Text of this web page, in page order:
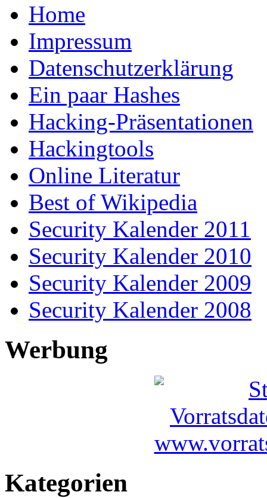
Home
Impressum
Datenschutzerklärung
Ein paar Hashes
Hacking-Präsentationen
Hackingtools
Online Literatur
Best of Wikipedia
Security Kalender 2011
Security Kalender 2010
Security Kalender 2009
Security Kalender 2008
Werbung
Kategorien